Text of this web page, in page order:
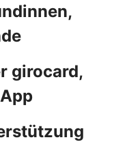
girocard,